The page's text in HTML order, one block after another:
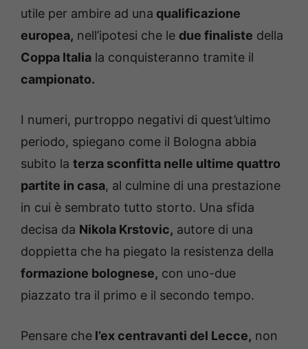
utile per ambire ad una qualificazione
europea, nell’ipotesi che le due finaliste della
Coppa Italia la conquisteranno tramite il
campionato.
I numeri, purtroppo negativi di quest’ultimo
periodo, spiegano come il Bologna abbia
subito la terza sconfitta nelle ultime quattro
partite in casa, al culmine di una prestazione
in cui è sembrato tutto storto. Una sfida
decisa da Nikola Krstovic, autore di una
doppietta che ha piegato la resistenza della
formazione bolognese, con uno-due
piazzato tra il primo e il secondo tempo.
Pensare che l’ex centravanti del Lecce, non